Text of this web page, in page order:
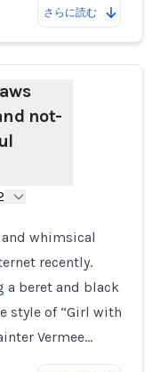
さらに読む
not-
and whimsical
recently.
a beret and black
style of “Girl with
Vermee…